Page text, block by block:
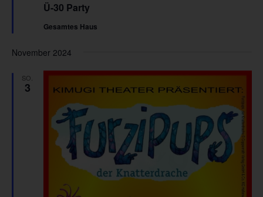
Ü-30 Party
Gesamtes Haus
November 2024
SO.
3